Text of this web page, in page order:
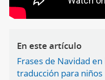
En este artículo
Frases de Navidad
traducción para niños